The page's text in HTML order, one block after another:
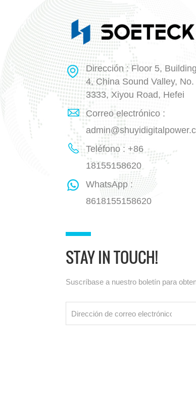
Dirección : Floor 5, Building
4, China Sound Valley, No.
3333, Xiyou Road, Hefei
Correo electrónico :
Teléfono : +86
18155158620
WhatsApp :
8618155158620
STAY IN TOUCH!
Suscríbase a nuestro boletín para